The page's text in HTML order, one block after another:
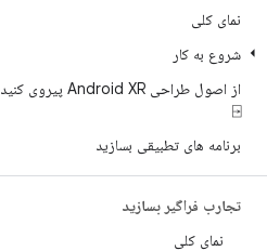
نمای کلی
شروع به کار
از اصول طراحی Android XR پیروی کنید
⍈
برنامه های تطبیقی ​​بسازید
تجارب فراگیر بسازید
نمای کلی